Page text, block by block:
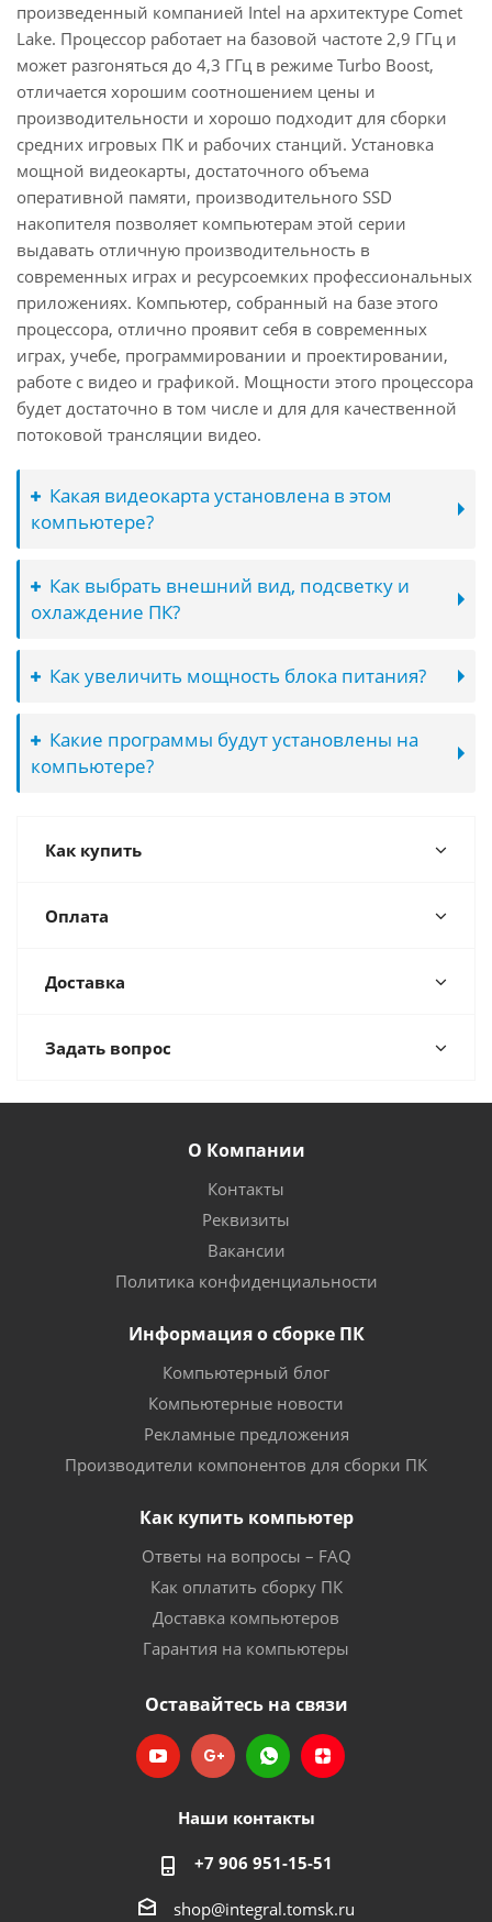
произведенный компанией Intel на архитектуре Comet
Lake. Процессор работает на базовой частоте 2,9 ГГц и
может разгоняться до 4,3 ГГц в режиме Turbo Boost,
отличается хорошим соотношением цены и
производительности и хорошо подходит для сборки
средних игровых ПК и рабочих станций. Установка
мощной видеокарты, достаточного объема
оперативной памяти, производительного SSD
накопителя позволяет компьютерам этой серии
выдавать отличную производительность в
современных играх и ресурсоемких профессиональных
приложениях. Компьютер, собранный на базе этого
процессора, отлично проявит себя в современных
играх, учебе, программировании и проектировании,
работе с видео и графикой. Мощности этого процессора
будет достаточно в том числе и для для качественной
потоковой трансляции видео.
Какая видеокарта установлена в этом
компьютере?
Как выбрать внешний вид, подсветку и
охлаждение ПК?
Как увеличить мощность блока питания?
Какие программы будут установлены на
компьютере?
Как купить
Оплата
Доставка
Задать вопрос
О Компании
Контакты
Реквизиты
Вакансии
Политика конфиденциальности
Информация о сборке ПК
Компьютерный блог
Компьютерные новости
Рекламные предложения
Производители компонентов для сборки ПК
Как купить компьютер
Ответы на вопросы – FAQ
Как оплатить сборку ПК
Доставка компьютеров
Гарантия на компьютеры
Оставайтесь на связи
Наши контакты
+7 906 951-15-51
shop@integral.tomsk.ru